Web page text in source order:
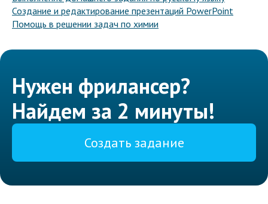
Создание и редактирование презентаций PowerPoint
Помощь в решении задач по химии
Нужен фрилансер?
Найдем за 2 минуты!
Создать задание